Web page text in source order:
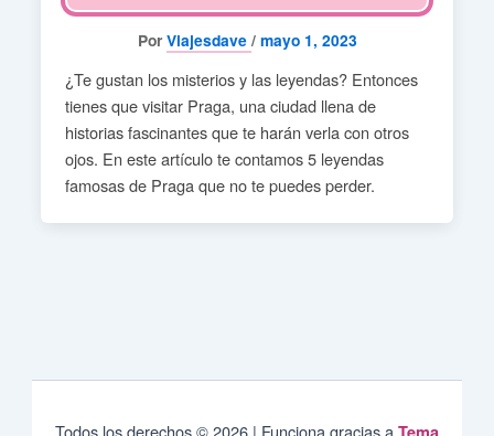
Por Viajesdave / mayo 1, 2023
¿Te gustan los misterios y las leyendas? Entonces
tienes que visitar Praga, una ciudad llena de
historias fascinantes que te harán verla con otros
ojos. En este artículo te contamos 5 leyendas
famosas de Praga que no te puedes perder.
Todos los derechos © 2026 | Funciona gracias a